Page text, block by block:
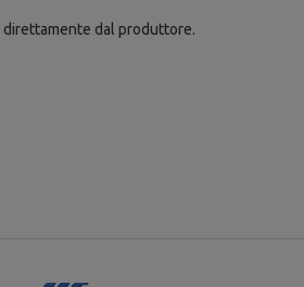
direttamente dal produttore.